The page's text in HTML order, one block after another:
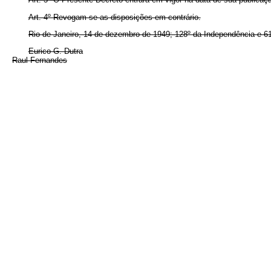
Art. 4º Revogam-se as disposições em contrário.
Rio de Janeiro, 14 de dezembro de 1949; 128º da Independência e
Eurico G. Dutra
Raul Fernandes